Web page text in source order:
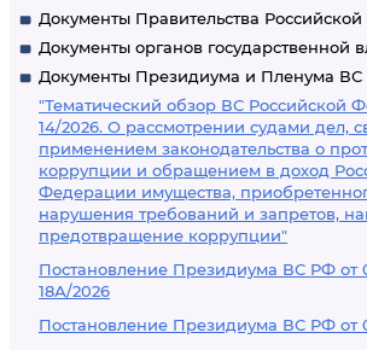
Документы Правительства
Документы органов государственной
Документы Президиума и Пленума
"Тематический обзор ВС Российской
14/2026. О рассмотрении судами дел,
применением законодательства о
коррупции и обращением в доход
Федерации имущества,
нарушения требований и запретов,
предотвращение коррупции"
Постановление Президиума ВС РФ от
18А/2026
Постановление Президиума ВС РФ от